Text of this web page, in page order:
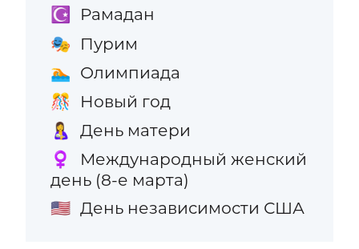
☪️ Рамадан
🎭 Пурим
🏊 Олимпиада
🎊 Новый год
🤱 День матери
♀️
Международный женский
день (8-е марта)
🇺🇸 День независимости США